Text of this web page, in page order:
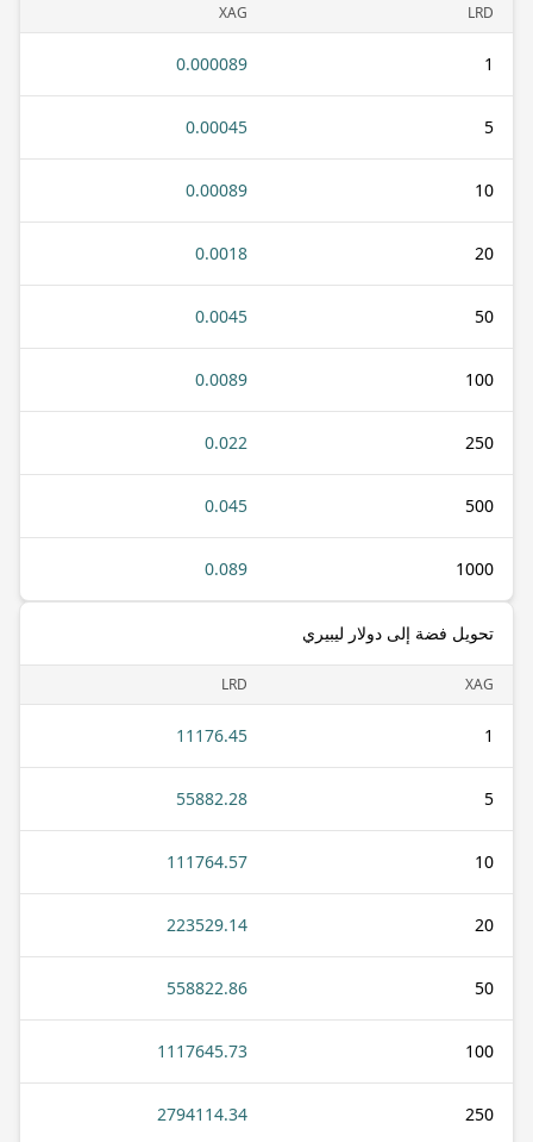
LRD
XAG
1
0.000089
5
0.00045
10
0.00089
20
0.0018
50
0.0045
100
0.0089
250
0.022
500
0.045
1000
0.089
تحويل فضة إلى دولار ليبيري
XAG
LRD
1
11176.45
5
55882.28
10
111764.57
20
223529.14
50
558822.86
100
1117645.73
250
2794114.34